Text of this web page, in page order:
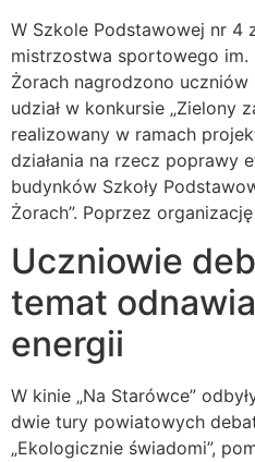
W Szkole Podstawowej nr 4
mistrzostwa sportowego
Żorach nagrodzono
udział w konkursie „Zielony
realizowany w ramach
działania na rzecz poprawy
budynków Szkoły
Żorach”. Poprzez
Uczniowie
temat
energii
W kinie „Na Starówce”
dwie tury powiatowych
„Ekologicznie świadomi”,